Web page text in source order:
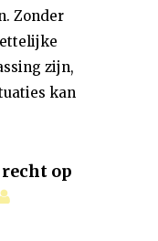
Zonder
zijn,
kan
op